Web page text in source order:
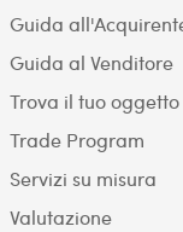
Guida
Guida al Venditore
Trova il tuo oggetto
Trade Program
Servizi su misura
Valutazione